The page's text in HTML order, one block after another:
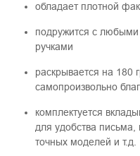
обладает плотной
подружится с
ручками
раскрывается на 180
самопроизвольно
комплектуется
для удобства письма,
точных моделей и т.д.